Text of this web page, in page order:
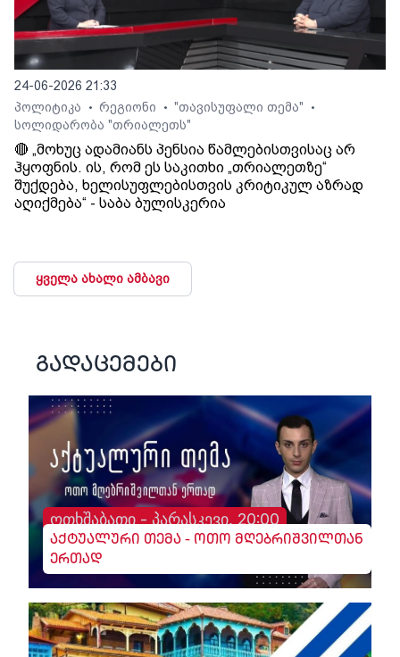
24-06-2026 21:33
პოლიტიკა
• რეგიონი • "თავისუფალი თემა" •
სოლიდარობა "თრიალეთს"
🔴 „მოხუც ადამიანს პენსია წამლებისთვისაც არ
ჰყოფნის. ის, რომ ეს საკითხი „თრიალეთზე“
შუქდება, ხელისუფლებისთვის კრიტიკულ აზრად
აღიქმება“ - საბა ბულისკერია
ყველა ახალი ამბავი
გადაცემები
ოთხშაბათი - პარასკევი, 20:00
აქტუალური თემა - ოთო მღებრიშვილთან
ერთად